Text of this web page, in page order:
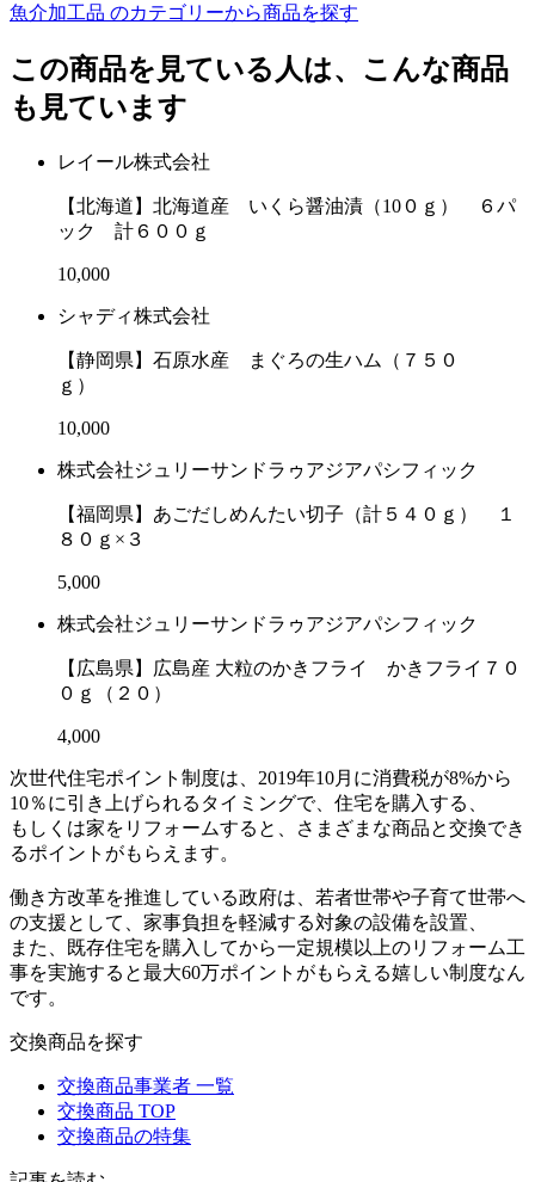
魚介加工品 のカテゴリーから商品を探す
この商品を見ている人は、こんな商品
も見ています
レイール株式会社
【北海道】北海道産 いくら醤油漬（10０ｇ） ６パ
ック 計６００ｇ
10,000
シャディ株式会社
【静岡県】石原水産 まぐろの生ハム（７５０
ｇ）
10,000
株式会社ジュリーサンドラゥアジアパシフィック
【福岡県】あごだしめんたい切子（計５４０ｇ） １
８０ｇ×３
5,000
株式会社ジュリーサンドラゥアジアパシフィック
【広島県】広島産 大粒のかきフライ かきフライ７０
０ｇ（２０）
4,000
次世代住宅ポイント制度は、2019年10月に消費税が8%から
10％に引き上げられるタイミングで、住宅を購入する、
もしくは家をリフォームすると、さまざまな商品と交換でき
るポイントがもらえます。
働き方改革を推進している政府は、若者世帯や子育て世帯へ
の支援として、家事負担を軽減する対象の設備を設置、
また、既存住宅を購入してから一定規模以上のリフォーム工
事を実施すると最大60万ポイントがもらえる嬉しい制度なん
です。
交換商品を探す
交換商品事業者 一覧
交換商品 TOP
交換商品の特集